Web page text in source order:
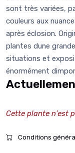
sont très variées,
couleurs aux
après éclosion.
plantes dune
situations et
énormément
Cette plante n'est
Conditions